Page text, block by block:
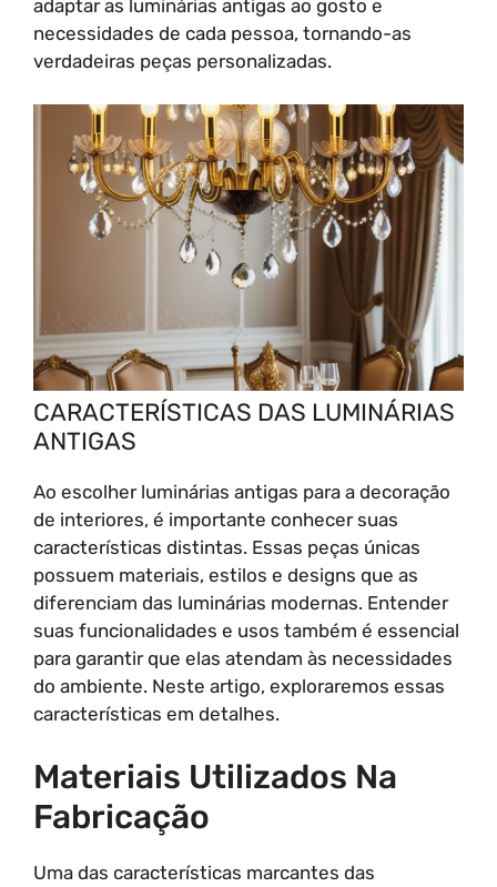
adaptar as luminárias antigas ao gosto e
necessidades de cada pessoa, tornando-as
verdadeiras peças personalizadas.
CARACTERÍSTICAS DAS LUMINÁRIAS
ANTIGAS
Ao escolher luminárias antigas para a decoração
de interiores, é importante conhecer suas
características distintas. Essas peças únicas
possuem materiais, estilos e designs que as
diferenciam das luminárias modernas. Entender
suas funcionalidades e usos também é essencial
para garantir que elas atendam às necessidades
do ambiente. Neste artigo, exploraremos essas
características em detalhes.
Materiais Utilizados Na
Fabricação
Uma das características marcantes das